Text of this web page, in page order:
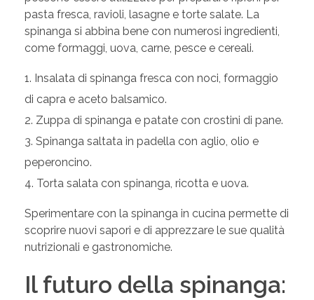
pasta fresca, ravioli, lasagne e torte salate. La
spinanga si abbina bene con numerosi ingredienti,
come formaggi, uova, carne, pesce e cereali.
Insalata di spinanga fresca con noci, formaggio
di capra e aceto balsamico.
Zuppa di spinanga e patate con crostini di pane.
Spinanga saltata in padella con aglio, olio e
peperoncino.
Torta salata con spinanga, ricotta e uova.
Sperimentare con la spinanga in cucina permette di
scoprire nuovi sapori e di apprezzare le sue qualità
nutrizionali e gastronomiche.
Il futuro della spinanga: